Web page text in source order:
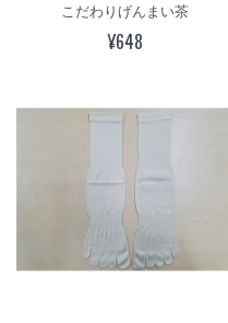
こだわりげんまい茶
¥648